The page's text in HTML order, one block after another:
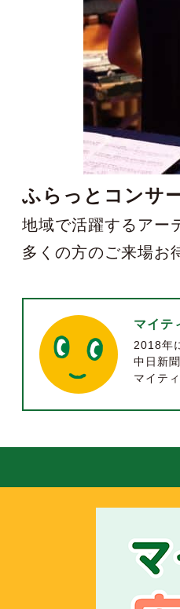
ふらっとコンサ
地域で活躍するアー
多くの方のご来場お
マイテ
2018年
中日新
マイテ